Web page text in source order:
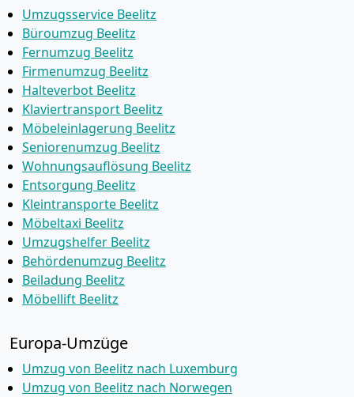
Umzugsservice Beelitz
Büroumzug Beelitz
Fernumzug Beelitz
Firmenumzug Beelitz
Halteverbot Beelitz
Klaviertransport Beelitz
Möbeleinlagerung Beelitz
Seniorenumzug Beelitz
Wohnungsauflösung Beelitz
Entsorgung Beelitz
Kleintransporte Beelitz
Möbeltaxi Beelitz
Umzugshelfer Beelitz
Behördenumzug Beelitz
Beiladung Beelitz
Möbellift Beelitz
Europa-Umzüge
Umzug von Beelitz nach Luxemburg
Umzug von Beelitz nach Norwegen